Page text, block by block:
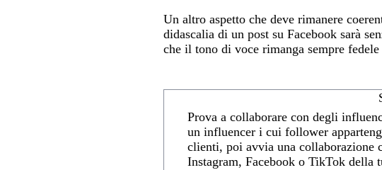
Un altro aspetto che deve rimanere
didascalia di un post su Facebook sarà
che il tono di voce rimanga sempre
Prova a collaborare con degli
un influencer i cui follower
clienti, poi avvia una
Instagram, Facebook o TikTok della